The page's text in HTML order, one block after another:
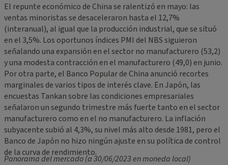
El repunte económico de China se ralentizó en mayo: las
ventas minoristas se desaceleraron hasta el 12,7%
(interanual), al igual que la producción industrial, que se situó
en el 3,5%. Los oportunos índices PMI del NBS siguieron
señalando una expansión en el sector no manufacturero (53,2)
y una modesta contracción en el manufacturero (49,0) en junio.
Por otra parte, el Banco Popular de China anunció recortes
marginales de varios tipos de interés clave. En Japón, las
encuestas Tankan sobre las condiciones empresariales
señalaron un segundo trimestre más fuerte tanto en el sector
manufacturero como en el no manufacturero. La inflación
subyacente subió al 4,3%, su nivel más alto desde 1981, pero el
Banco de Japón no hizo ningún ajuste en su política de control
de la curva de rendimiento.
Panorama del mercado (a 30/06/2023 en moneda local)